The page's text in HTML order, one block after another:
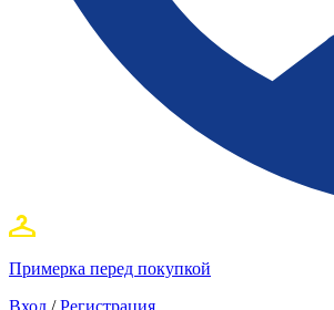
Примерка перед покупкой
Вход / Регистрация